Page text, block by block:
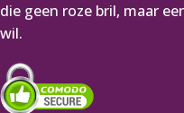
looptijd 24 maanden.
die geen roze bril, maar
wil.